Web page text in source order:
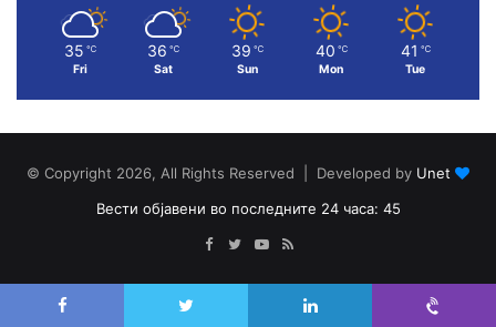
35 ℃
Fri
36 ℃
Sat
39 ℃
Sun
40 ℃
Mon
41 ℃
Tue
© Copyright 2026, All Rights Reserved | Developed by Unet
Вести објавени во последните 24 часа: 45
Facebook
TwitterYouTube
RSS